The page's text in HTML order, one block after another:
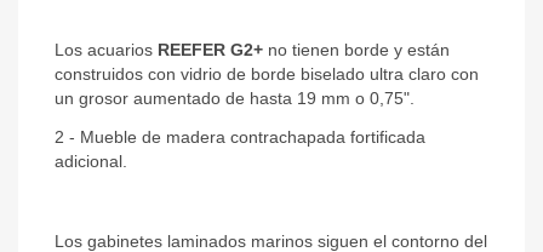
Los acuarios REEFER G2+ no tienen borde y están
construidos con vidrio de borde biselado ultra claro con
un grosor aumentado de hasta 19 mm o 0,75".
2 - Mueble de madera contrachapada fortificada
adicional.
Los gabinetes laminados marinos siguen el contorno del